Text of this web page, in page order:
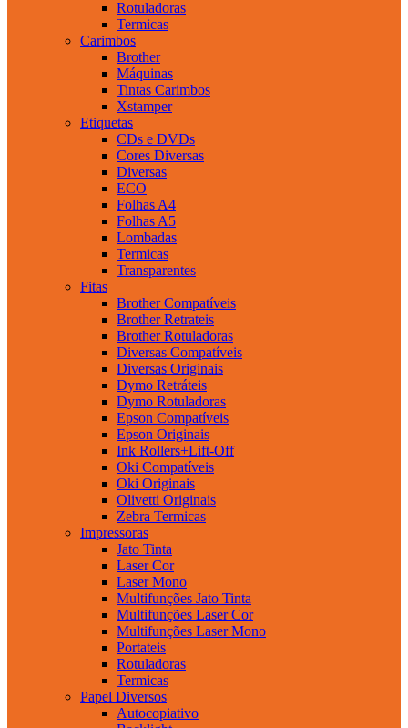
Rotuladoras
Termicas
Carimbos
Brother
Máquinas
Tintas Carimbos
Xstamper
Etiquetas
CDs e DVDs
Cores Diversas
Diversas
ECO
Folhas A4
Folhas A5
Lombadas
Termicas
Transparentes
Fitas
Brother Compatíveis
Brother Retrateis
Brother Rotuladoras
Diversas Compatíveis
Diversas Originais
Dymo Retráteis
Dymo Rotuladoras
Epson Compatíveis
Epson Originais
Ink Rollers+Lift-Off
Oki Compatíveis
Oki Originais
Olivetti Originais
Zebra Termicas
Impressoras
Jato Tinta
Laser Cor
Laser Mono
Multifunções Jato Tinta
Multifunções Laser Cor
Multifunções Laser Mono
Portateis
Rotuladoras
Termicas
Papel Diversos
Autocopiativo